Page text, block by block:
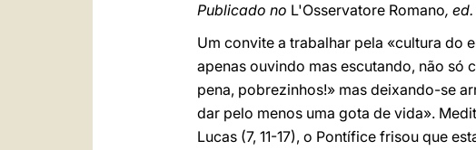
Publicado no L'Osservatore Romano,
Um convite a trabalhar pela «cultura do
apenas ouvindo mas escutando, não só
pena, pobrezinhos!» mas deixando-se
dar pelo menos uma gota de vida».
Lucas (7, 11-17), o Pontífice frisou que